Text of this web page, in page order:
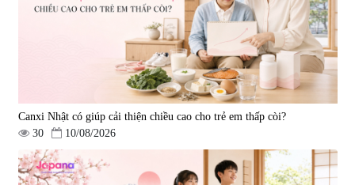
Canxi Nhật có giúp cải thiện chiều cao cho trẻ em thấp còi?
30
10/08/2026